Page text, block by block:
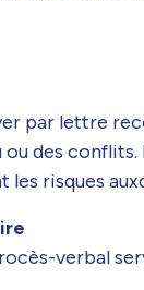
par lettre
des
risques
verbal